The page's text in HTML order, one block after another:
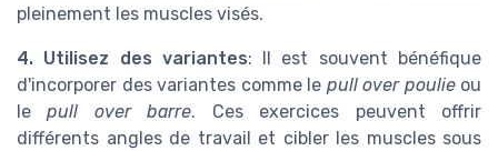
pleinement les muscles visés.
4. Utilisez des variantes: Il est souvent bénéfique
d'incorporer des variantes comme le pull over poulieou
lepull over barre. Ces exercices peuvent offrir
différents angles de travail et cibler les muscles sous